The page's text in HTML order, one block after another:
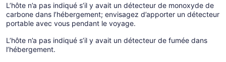
L’hôte n’a pas indiqué s’il y avait un détecteur de monoxyde de
carbone dans l’hébergement; envisagez d’apporter un détecteur
portable avec vous pendant le voyage.
L’hôte n’a pas indiqué s’il y avait un détecteur de fumée dans
l’hébergement.